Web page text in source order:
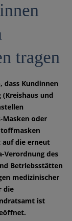
tragen
dass Kundinnen
und
Masken oder
auf die erneut
Verordnung des
Betriebsstätten
medizinischer
die
ist